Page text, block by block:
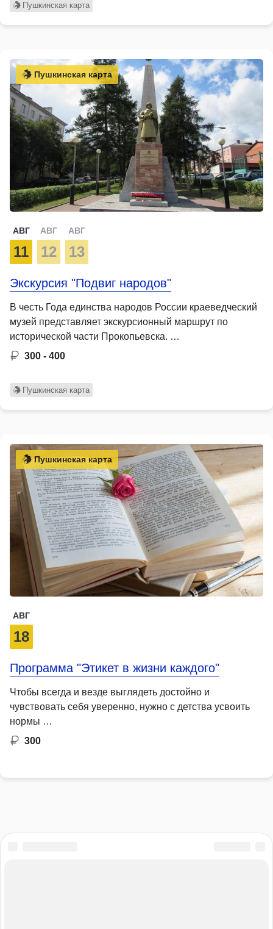
Пушкинская карта
Пушкинская карта
АВГ
11
АВГ
12
АВГ
13
Экскурсия "Подвиг народов"
В честь Года единства народов России краеведческий
музей представляет экскурсионный маршрут по
исторической части Прокопьевска. …
300 - 400
Пушкинская карта
Пушкинская карта
АВГ
18
Программа "Этикет в жизни каждого"
Чтобы всегда и везде выглядеть достойно и
чувствовать себя уверенно, нужно с детства усвоить
нормы …
300